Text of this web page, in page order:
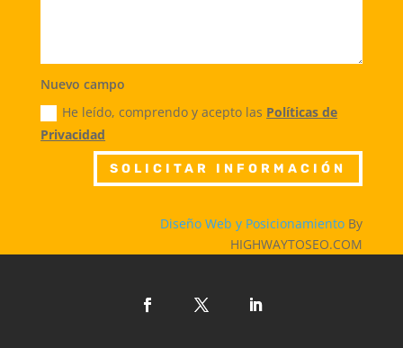
Nuevo campo
He leído, comprendo y acepto las Políticas de
Privacidad
SOLICITAR INFORMACIÓN
Diseño Web y Posicionamiento By
HIGHWAYTOSEO.COM